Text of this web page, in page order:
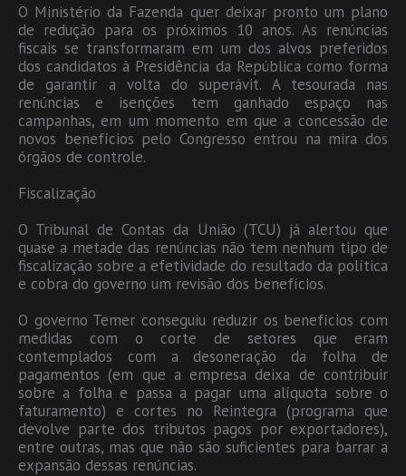
O Ministério da Fazenda quer deixar pronto um plano
de redução para os próximos 10 anos. As renúncias
fiscais se transformaram em um dos alvos preferidos
dos candidatos à Presidência da República como forma
de garantir a volta do superávit. A tesourada nas
renúncias e isenções tem ganhado espaço nas
campanhas, em um momento em que a concessão de
novos benefícios pelo Congresso entrou na mira dos
órgãos de controle.
Fiscalização
O Tribunal de Contas da União (TCU) já alertou que
quase a metade das renúncias não tem nenhum tipo de
fiscalização sobre a efetividade do resultado da política
e cobra do governo um revisão dos benefícios.
O governo Temer conseguiu reduzir os benefícios com
medidas com o corte de setores que eram
contemplados com a desoneração da folha de
pagamentos (em que a empresa deixa de contribuir
sobre a folha e passa a pagar uma alíquota sobre o
faturamento) e cortes no Reintegra (programa que
devolve parte dos tributos pagos por exportadores),
entre outras, mas que não são suficientes para barrar a
expansão dessas renúncias.